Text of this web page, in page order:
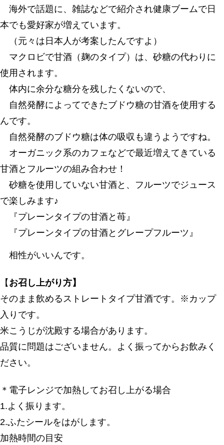
海外で話題に、雑誌などで紹介され健康ブームで日
本でも愛好家が増えています。
（元々は日本人が考案したんですよ）
マクロビで甘酒（麹のタイプ）は、砂糖の代わりに
使用されます。
体内に余分な糖分を残したくないので、
自然発酵によってできたブドウ糖の甘酒を使用する
んです。
自然発酵のブドウ糖は体の吸収も違うようですね。
オーガニック系のカフェなどで最近増えてきている
甘酒とフルーツの組み合わせ！
砂糖を使用していない甘酒と、フルーツでジュース
で楽しみます♪
『プレーンタイプの甘酒と苺』
『プレーンタイプの甘酒とグレープフルーツ』
相性がいいんです。
【 お召し上がり方】
そのまま飲めるストレートタイプ甘酒です。※カップ
入りです。
米こうじが沈殿する場合があります。
品質に問題はございません。よく振ってからお飲みく
ださい。
＊電子レンジで加熱してお召し上がる場合
1.よく振ります。
2.ふたシールをはがします。
加熱時間の目安